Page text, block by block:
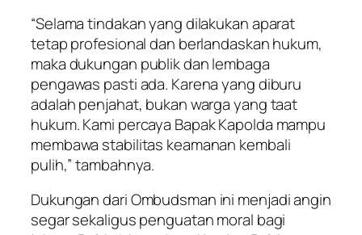
“Selama tindakan yang dilakukan aparat
tetap profesional dan berlandaskan hukum,
maka dukungan publik dan lembaga
pengawas pasti ada. Karena yang diburu
adalah penjahat, bukan warga yang taat
hukum. Kami percaya Bapak Kapolda mampu
membawa stabilitas keamanan kembali
pulih,” tambahnya.
Dukungan dari Ombudsman ini menjadi angin
segar sekaligus penguatan moral bagi